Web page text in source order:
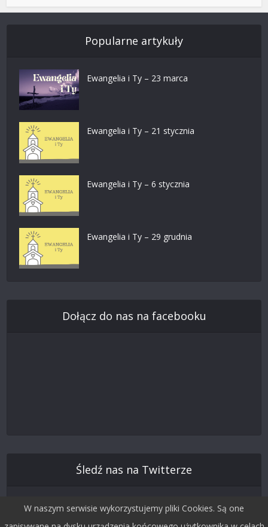
Popularne artykuły
Ewangelia i Ty – 23 marca
Ewangelia i Ty – 21 stycznia
Ewangelia i Ty – 6 stycznia
Ewangelia i Ty – 29 grudnia
Dołącz do nas na facebooku
Śledź nas na Twitterze
W naszym serwisie wykorzystujemy pliki Cookies. Są one